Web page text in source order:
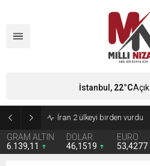
İran 2 ülkeyi birden vurdu
GRAM ALTIN
6.139,11
DOLAR
46,1519
EURO
53,4277
İstanbul, 22°CAçık